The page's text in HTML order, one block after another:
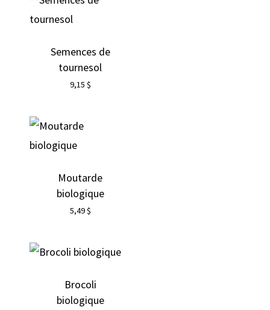
Semences de
tournesol
9,15 $
Moutarde
biologique
5,49$
Brocoli
biologique